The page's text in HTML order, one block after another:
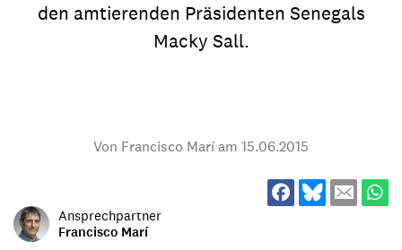
den amtierenden Präsidenten Senegals
Macky Sall.
Von Francisco Marí am 15.06.2015
Ansprechpartner
Francisco Marí